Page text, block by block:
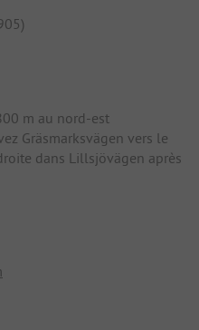
m au nord-est
Gräsmarksvägen vers le
dans Lillsjövägen après